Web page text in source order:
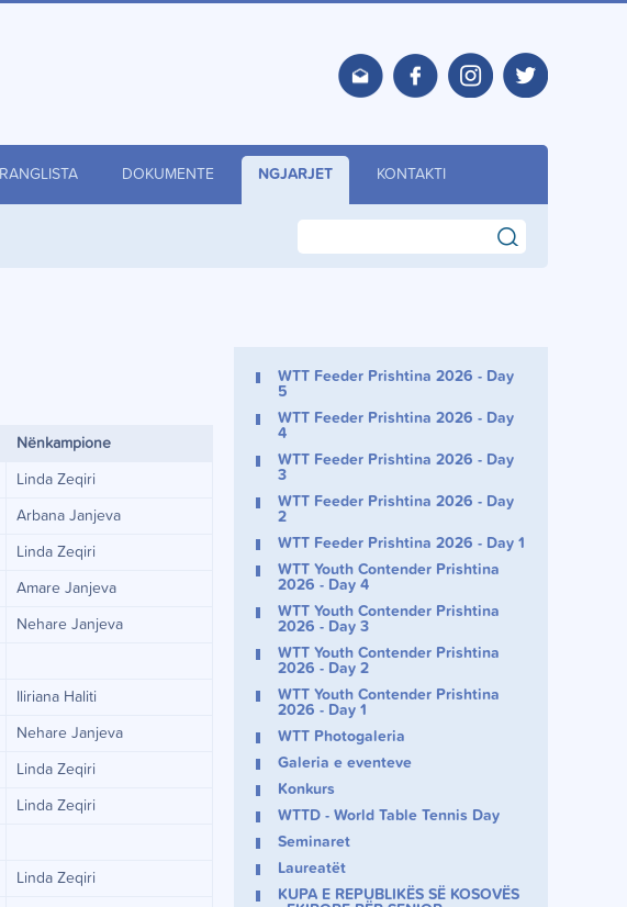
RANGLISTA DOKUMENTE NGJARJET KONTAKTI
search
Nënkampione
Linda Zeqiri
Arbana Janjeva
Linda Zeqiri
Amare Janjeva
Nehare Janjeva
Iliriana Haliti
Nehare Janjeva
Linda Zeqiri
Linda Zeqiri
Linda Zeqiri
WTT Feeder Prishtina 2026 - Day
5
WTT Feeder Prishtina 2026 - Day
4
WTT Feeder Prishtina 2026 - Day
3
WTT Feeder Prishtina 2026 - Day
2
WTT Feeder Prishtina 2026 - Day 1
WTT Youth Contender Prishtina
2026 - Day 4
WTT Youth Contender Prishtina
2026 - Day 3
WTT Youth Contender Prishtina
2026 - Day 2
WTT Youth Contender Prishtina
2026 - Day 1
WTT Photogaleria
Galeria e eventeve
Konkurs
WTTD - World Table Tennis Day
Seminaret
Laureatët
KUPA E REPUBLIKËS SË KOSOVËS